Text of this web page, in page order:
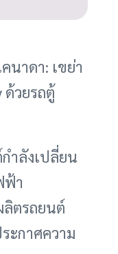
นาดา: เขย่า
ด้วยรถตู้
ำลังเปลี่ยน
ฟ้า
ลิตรถยนต์
ะกาศความ